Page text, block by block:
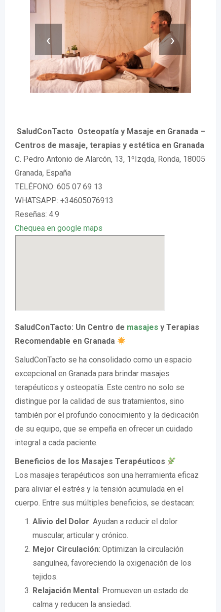
‹ ›
️ SaludConTacto ️ Osteopatía y Masaje en Granada –
Centros de masaje, terapias y estética en Granada
C. Pedro Antonio de Alarcón, 13, 1ºIzqda, Ronda, 18005
Granada, España
TELÉFONO: 605 07 69 13
WHATSAPP: +34605076913
Reseñas: 4.9
Chequea en google maps
SaludConTacto: Un Centro de masajes y Terapias
Recomendable en Granada
SaludConTacto se ha consolidado como un espacio
excepcional en Granada para brindar masajes
terapéuticos y osteopatía. Este centro no solo se
distingue por la calidad de sus tratamientos, sino
también por el profundo conocimiento y la dedicación
de su equipo, que se empeña en ofrecer un cuidado
integral a cada paciente.
Beneficios de los Masajes Terapéuticos
Los masajes terapéuticos son una herramienta eficaz
para aliviar el estrés y la tensión acumulada en el
cuerpo. Entre sus múltiples beneficios, se destacan:
Alivio del Dolor: Ayudan a reducir el dolor
muscular, articular y crónico.
Mejor Circulación: Optimizan la circulación
sanguínea, favoreciendo la oxigenación de los
tejidos.
Relajación Mental : Promueven un estado de
calma y reducen la ansiedad.